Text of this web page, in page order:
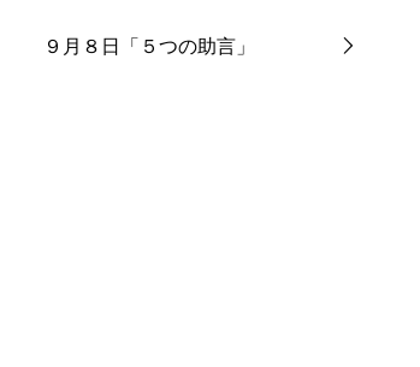
９月８日「５つの助言」